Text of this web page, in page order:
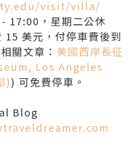
visit/villa/
17:00，星期二公休
15 美元，付停車費後到
關文章： 美國西岸長征
Los Angeles
)) 可免費停車。
Blog